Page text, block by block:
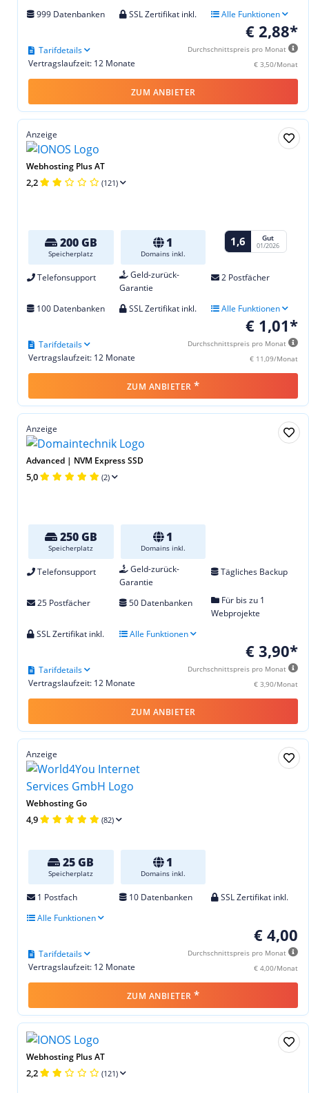
999 Datenbanken SSL Zertifikat inkl. Alle Funktionen
€ 2,88*
Durchschnittspreis pro Monat
€ 3,50/Monat
Vertragslaufzeit: 12 Monate
Tarifdetails
ZUM ANBIETER
Anzeige
Webhosting Plus AT
2,2 (121)
200 GB
Speicherplatz
1
Domains inkl.
1,6 Gut
01/2026
Telefonsupport
Geld-zurück-
Garantie
2 Postfächer
100 Datenbanken SSL Zertifikat inkl. Alle Funktionen
€ 1,01*
Durchschnittspreis pro Monat
€ 11,09/Monat
Vertragslaufzeit: 12 Monate
Tarifdetails
ZUM ANBIETER *
Anzeige
Advanced | NVM Express SSD
5,0 (2)
250 GB
Speicherplatz
1
Domains inkl.
Telefonsupport
Geld-zurück-
Garantie
Tägliches Backup
25 Postfächer 50 Datenbanken
Für bis zu 1
Webprojekte
SSL Zertifikat inkl.
Alle Funktionen
€ 3,90*
Durchschnittspreis pro Monat
€ 3,90/Monat
Vertragslaufzeit: 12 Monate
Tarifdetails
ZUM ANBIETER
Anzeige
Webhosting Go
4,9 (82)
25 GB
Speicherplatz
1
Domains inkl.
1 Postfach 10 Datenbanken
SSL Zertifikat inkl.
Alle Funktionen
€ 4,00
Durchschnittspreis pro Monat
€ 4,00/Monat
Vertragslaufzeit: 12 Monate
Tarifdetails
ZUM ANBIETER *
Webhosting Plus AT
2,2 (121)